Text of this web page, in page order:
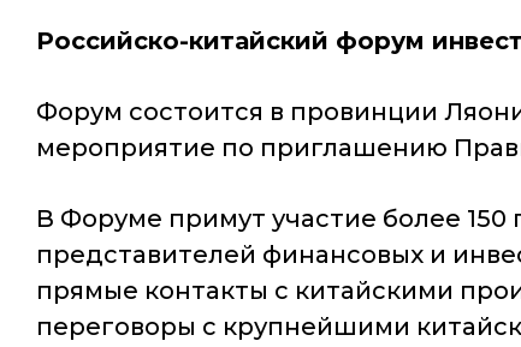
Российско-китайский форум
Форум состоится в провинции
мероприятие по приглашению
В Форуме примут участие более
представителей финансовых и
прямые контакты с китайскими
переговоры с крупнейшими